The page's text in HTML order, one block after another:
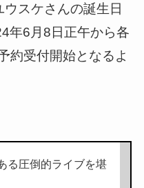
スケさんの誕生日
年6月8日正午から各
約受付開始となるよ
る圧倒的ライブを堪